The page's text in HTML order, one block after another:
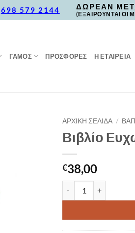
698 579 2144 ΔΩΡΕΑΝ
(ΕΞΑΙΡΟΥΝΤΑΙ ΟΙ
ΓΑΜΟΣ ΠΡΟΣΦΟΡΈΣ Η ΕΤΑΙΡΕΙΑ
ΑΡΧΙΚΉ ΣΕΛΊΔΑ /
Βιβλίο
€38,00